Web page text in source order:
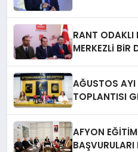
RANT ODAKLI
MERKEZLi BiR
AĞUSTOS AYI
TOPLANTISI
AFYON